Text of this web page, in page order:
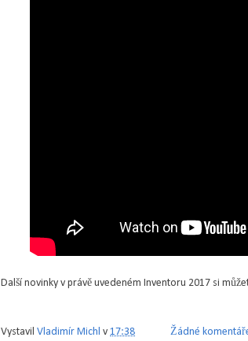
Další novinky v právě uvedeném Inventoru 2017 si
Vystavil Vladimír Michl v 17:38 Žádné